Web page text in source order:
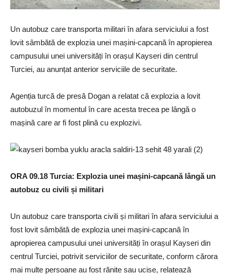
Un autobuz care transporta militari în afara serviciului a fost
lovit sâmbătă de explozia unei mașini-capcană în apropierea
campusului unei universități în orașul Kayseri din centrul
Turciei, au anunțat anterior serviciile de securitate.
Agenția turcă de presă Dogan a relatat că explozia a lovit
autobuzul în momentul în care acesta trecea pe lângă o
mașină care ar fi fost plină cu explozivi.
ORA 09.18 Turcia: Explozia unei mașini-capcană lângă un
autobuz cu civili și militari
Un autobuz care transporta civili și militari în afara serviciului a
fost lovit sâmbătă de explozia unei mașini-capcană în
apropierea campusului unei universități în orașul Kayseri din
centrul Turciei, potrivit serviciilor de securitate, conform cărora
mai multe persoane au fost rănite sau ucise, relatează